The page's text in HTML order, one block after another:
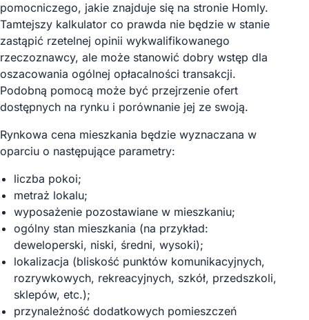
pomocniczego, jakie znajduje się na stronie Homly.
Tamtejszy kalkulator co prawda nie będzie w stanie
zastąpić rzetelnej opinii wykwalifikowanego
rzeczoznawcy, ale może stanowić dobry wstęp dla
oszacowania ogólnej opłacalności transakcji.
Podobną pomocą może być przejrzenie ofert
dostępnych na rynku i porównanie jej ze swoją.
Rynkowa cena mieszkania będzie wyznaczana w
oparciu o następujące parametry:
liczba pokoi;
metraż lokalu;
wyposażenie pozostawiane w mieszkaniu;
ogólny stan mieszkania (na przykład:
deweloperski, niski, średni, wysoki);
lokalizacja (bliskość punktów komunikacyjnych,
rozrywkowych, rekreacyjnych, szkół, przedszkoli,
sklepów, etc.);
przynależność dodatkowych pomieszczeń